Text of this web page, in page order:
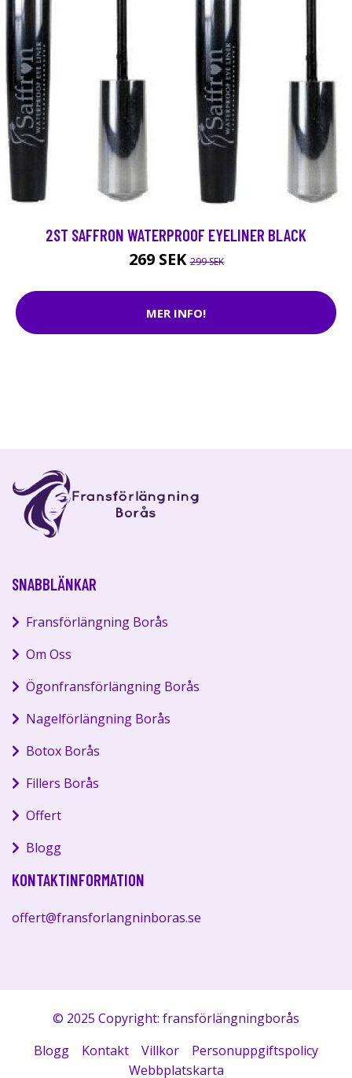
2ST SAFFRON WATERPROOF EYELINER BLACK
269 SEK299 SEK
MER INFO!
SNABBLÄNKAR
Fransförlängning Borås
Om Oss
Ögonfransförlängning Borås
Nagelförlängning Borås
Botox Borås
Fillers Borås
Offert
Blogg
KONTAKTINFORMATION
offert@fransforlangninboras.se
© 2025 Copyright: fransförlängningborås
Blogg
Kontakt Villkor
Personuppgiftspolicy
Webbplatskarta